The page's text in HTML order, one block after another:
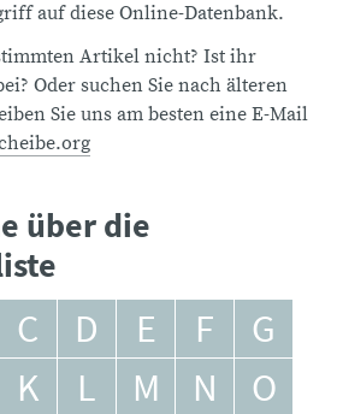
auf diese Online-Datenbank.
Artikel nicht? Ist ihr
Oder suchen Sie nach älteren
Sie uns am besten eine E-Mail
über die
C D E F
G
K L M N
O